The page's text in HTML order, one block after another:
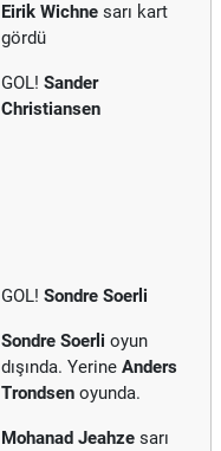
Eirik Wichne sarı kart
gördü
GOL! Sander
Christiansen
GOL! Sondre Soerli
Sondre Soerli oyun
dışında. Yerine Anders
Trondsen oyunda.
Mohanad Jeahze sarı